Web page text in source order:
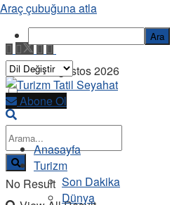
Cuma, 7 Ağustos 2026
No Result
Abone Ol
Anasayfa
Turizm
Son Dakika
Dünya
Araç çubuğuna atla
Ara